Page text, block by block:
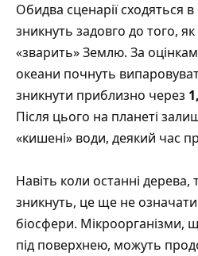
Обидва сценарії сходяться
зникнуть задовго до того,
«зварить» Землю. За
океани почнуть
зникнути приблизно через
Після цього на планеті
«кишені» води, деякий час
Навіть коли останні дерева,
зникнуть, це ще не
біосфери.
під поверхнею, можуть